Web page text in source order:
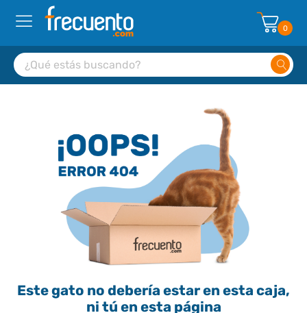
0
Este gato no debería estar en esta caja,
ni tú en esta página